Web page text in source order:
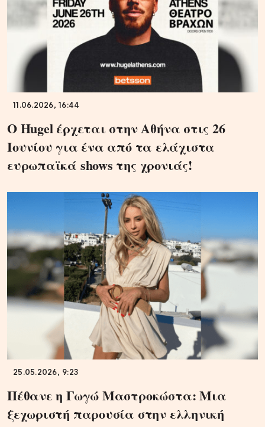
11.06.2026, 16:44
Ο Hugel έρχεται στην Αθήνα στις 26
Ιουνίου για ένα από τα ελάχιστα
ευρωπαϊκά shows της χρονιάς!
25.05.2026, 9:23
Πέθανε η Γωγώ Μαστροκώστα: Μια
ξεχωριστή παρουσία στην ελληνική